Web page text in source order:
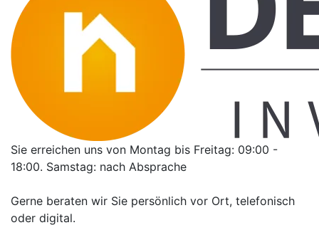
Sie erreichen uns von Montag bis Freitag: 09:00 -
18:00. Samstag: nach Absprache
Gerne beraten wir Sie persönlich vor Ort, telefonisch
oder digital.